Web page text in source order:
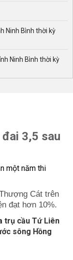
Ninh Bình thời kỳ
Ninh Bình thời kỳ
3,5 sau
Cát trên
đạt hơn 10%.
trụ cầu Tứ Liên
sông Hồng